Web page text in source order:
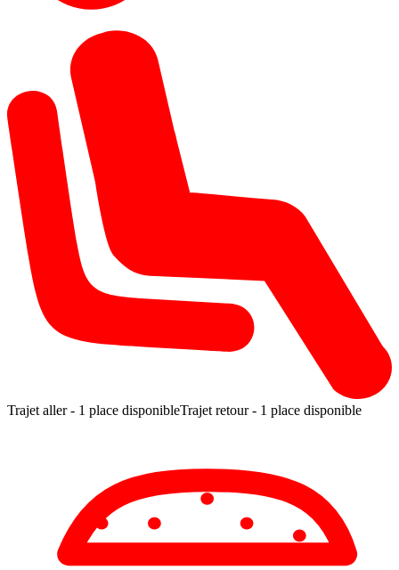
Trajet aller - 1 place disponibleTrajet retour - 1 place disponible